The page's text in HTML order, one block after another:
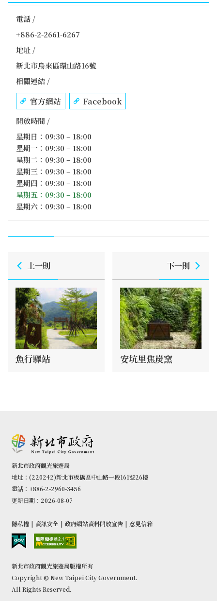
電話 /
+886-2-2661-6267
地址 /
新北市烏來區環山路16號
相關連結 /
官方網站 Facebook
開放時間 /
星期日：09:30 – 18:00
星期一：09:30 – 18:00
星期二：09:30 – 18:00
星期三：09:30 – 18:00
星期四：09:30 – 18:00
星期五：09:30 – 18:00
星期六：09:30 – 18:00
上一則
魚行驛站
下一則
安坑里焦炭窯
新北市政府觀光旅遊局
地址：(220242)新北市板橋區中山路一段161號26樓
電話：+886-2-2960-3456
更新日期：2026-08-07
隱私權 | 資訊安全 | 政府網站資料開放宣告 | 意見信箱
新北市政府觀光旅遊局版權所有
Copyright © New Taipei City Government.
All Rights Reserved.